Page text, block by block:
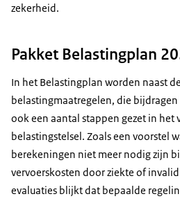
zekerheid.
Pakket Belastingplan
In het Belastingplan worden naast
belastingmaatregelen, die
ook een aantal stappen gezet in het
belastingstelsel. Zoals een voorstel
berekeningen niet meer nodig zijn
vervoerskosten door ziekte of
evaluaties blijkt dat bepaalde